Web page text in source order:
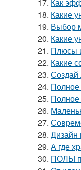
17. Как
18. Какие
19. Выбор
20. Какие
21. Плюсы
22. Какие
23. Создай
24. Полное
25. Полное
26.
27.
28. Дизайн
29. А где
30. ПОЛЫ